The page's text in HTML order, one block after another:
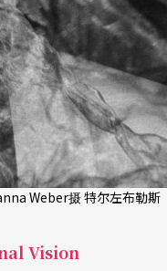
Weber摄 特尔左布勒斯
Vision